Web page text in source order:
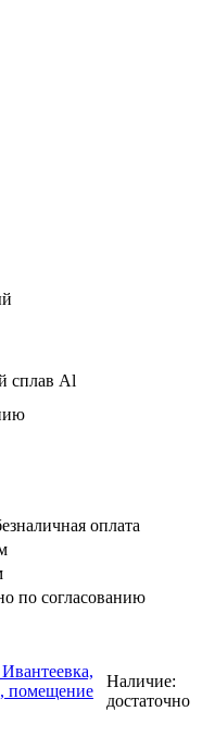
сплав Al
оплата
по согласованию
помещение
Наличие:
достаточно